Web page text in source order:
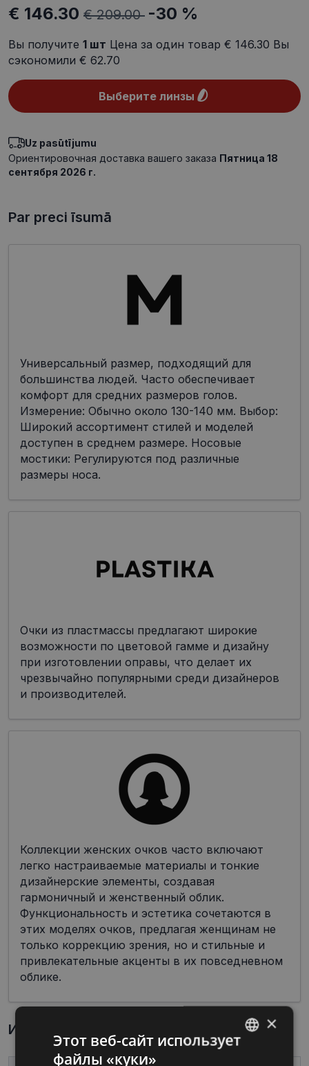
€ 146.30 € 209.00 -30 %
Вы получите 1 шт Цена за один товар € 146.30 Вы
сэкономили € 62.70
Выберите линзы
Uz pasūtījumu
Ориентировочная доставка вашего заказа Пятница 18
сентября 2026 г.
Par preci īsumā
Универсальный размер, подходящий для
большинства людей. Часто обеспечивает
комфорт для средних размеров голов.
Измерение: Обычно около 130-140 мм. Выбор:
Широкий ассортимент стилей и моделей
доступен в среднем размере. Носовые
мостики: Регулируются под различные
размеры носа.
Очки из пластмассы предлагают широкие
возможности по цветовой гамме и дизайну
при изготовлении оправы, что делает их
чрезвычайно популярными среди дизайнеров
и производителей.
Коллекции женских очков часто включают
легко настраиваемые материалы и тонкие
дизайнерские элементы, создавая
гармоничный и женственный облик.
Функциональность и эстетика сочетаются в
этих моделях очков, предлагая женщинам не
только коррекцию зрения, но и стильные и
привлекательные акценты в их повседневном
облике.
Информация о продукте ×
Этот веб-сайт использует
файлы «куки»